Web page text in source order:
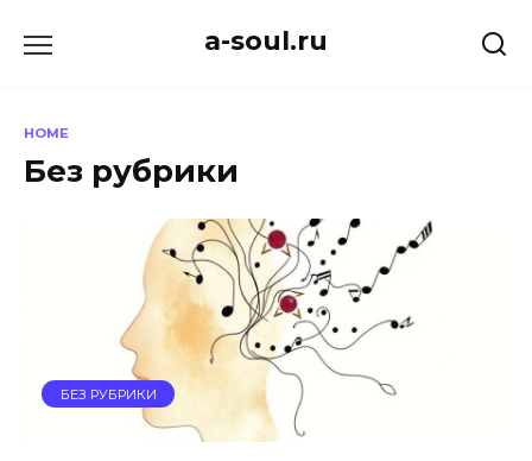
a-soul.ru
HOME
Без рубрики
БЕЗ РУБРИКИ